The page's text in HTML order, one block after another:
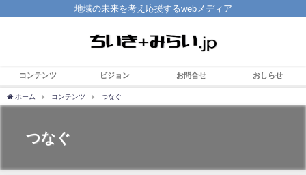
地域の未来を考え応援するwebメディア
コンテンツ ビジョン お問合せ おしらせ
ホーム コンテンツ つなぐ
つなぐ